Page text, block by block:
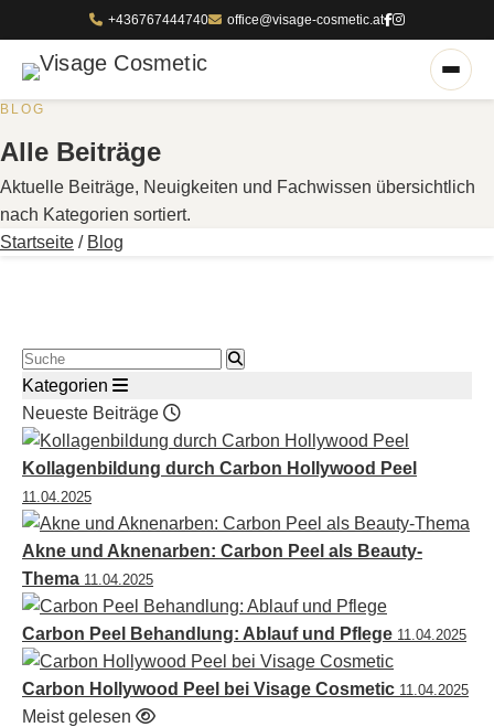
+436767444740 office@visage-cosmetic.at
BLOG
Alle Beiträge
Aktuelle Beiträge, Neuigkeiten und Fachwissen übersichtlich
nach Kategorien sortiert.
Startseite / Blog
Blog durchsuchen
Kategorien
Neueste Beiträge
Kollagenbildung durch Carbon Hollywood Peel
11.04.2025
Akne und Aknenarben: Carbon Peel als Beauty-
Thema 11.04.2025
Carbon Peel Behandlung: Ablauf und Pflege 11.04.2025
Carbon Hollywood Peel bei Visage Cosmetic 11.04.2025
Meist gelesen